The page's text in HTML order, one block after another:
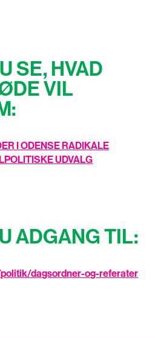
SE, HVAD
VIL
I ODENSE RADIKALE
UDVALG
ADGANG TIL:
dagsordner-og-referater